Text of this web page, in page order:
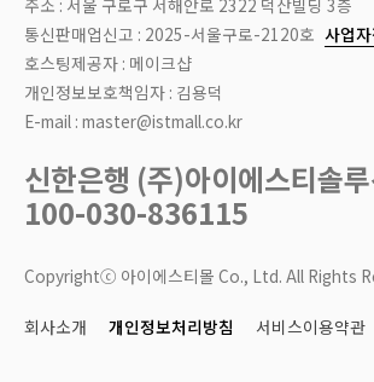
통신판매업신고 : 2025-서울구로-2120호 사업
호스팅제공자 : 메이크샵
개인정보보호책임자 : 김용덕
E-mail : master@istmall.co.kr
신한은행 (주)아이에스티솔
100-030-836115
Copyrightⓒ 아이에스티몰 Co., Ltd. All Rights
회사소개 개인정보처리방침 서비스이용약관